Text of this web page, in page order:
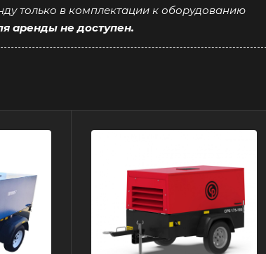
только в комплектации к оборудованию
аренды не доступен.